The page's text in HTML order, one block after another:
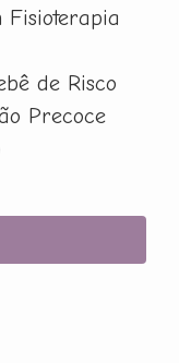
Fisioterapia
de Risco
Precoce